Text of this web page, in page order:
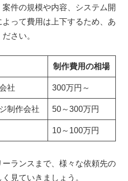
件の規模や内容、システム開
って費用は上下するため、あ
さい。
制作費用の相場
社 300万円～
制作会社 50～300万円
10～100万円
ランスまで、様々な依頼先の
見ていきましょう。